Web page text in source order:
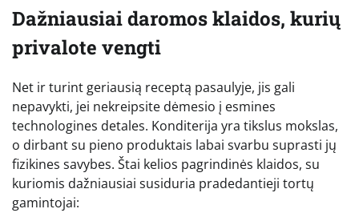
Dažniausiai daromos klaidos, kurių
privalote vengti
Net ir turint geriausią receptą pasaulyje, jis gali
nepavykti, jei nekreipsite dėmesio į esmines
technologines detales. Konditerija yra tikslus mokslas,
o dirbant su pieno produktais labai svarbu suprasti jų
fizikines savybes. Štai kelios pagrindinės klaidos, su
kuriomis dažniausiai susiduria pradedantieji tortų
gamintojai: